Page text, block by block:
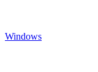
Windows